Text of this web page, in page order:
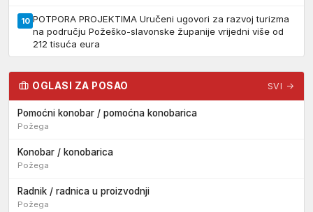
10 POTPORA PROJEKTIMA Uručeni ugovori za razvoj turizma
na području Požeško-slavonske županije vrijedni više od
212 tisuća eura
OGLASI ZA POSAO SVI →
Pomoćni konobar / pomoćna konobarica
Požega
Konobar / konobarica
Požega
Radnik / radnica u proizvodnji
Požega